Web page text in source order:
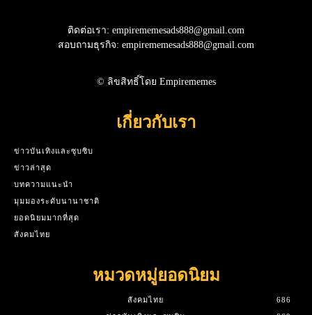
ติดต่อเรา: empirememesads888@gmail.com
สอบถามธุรกิจ: empirememesads888@gmail.com
© ลิขสิทธิ์โดย Empirememes
เกี่ยวกับเรา
ข่าวบันเทิงและซุบซิบ
ข่าวล่าสุด
บทความแนะนำ
มุมมองระดับนานาชาติ
ยอดนิยมมากที่สุด
สังคมไทย
หมวดหมู่ยอดนิยม
สังคมไทย
686